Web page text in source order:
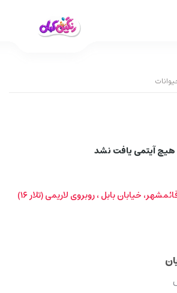
هیچ آیتمی یافت نشد
خیابان بابل ، روبروی لاریمی (تلار ۱۶)